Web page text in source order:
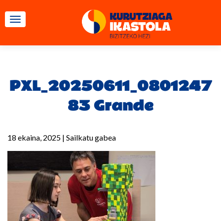
TOGGLE NAVIGATION
PXL_20250611_0801247
83 Grande
18 ekaina, 2025 | Sailkatu gabea